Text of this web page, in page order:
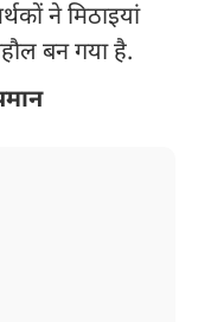
ने मिठाइयां
बन गया है.